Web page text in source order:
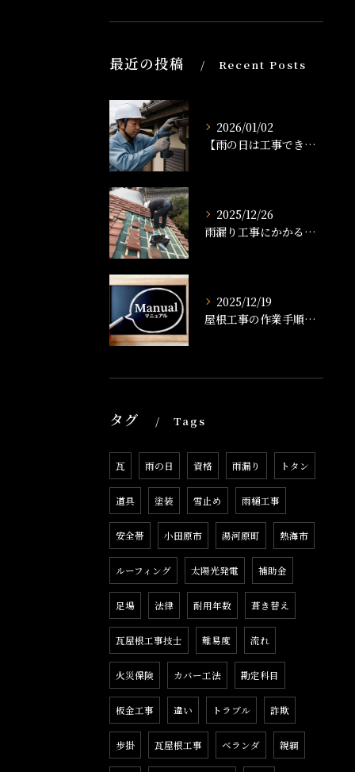
最近の投稿 Recent Posts
2026/01/02
【雨の日は工事できる？】雨樋工事のタイミングと注意点を解説！
2025/12/26
雨漏り工事にかかる時間は？修理の流れと工期の目安を解説
2025/12/19
屋根工事の作業手順書とは？工事の流れや準備、品質管理まで徹底解説
タグ Tags
瓦 雨の日 資格 雨漏り トタン
道具 塗装 雪止め 雨樋工事
安全帯 小田原市 湯河原町 熱海市
ルーフィング 太陽光発電 補助金
足場 法律 耐用年数 葺き替え
瓦屋根工事技士 難易度 流れ
火災保険 カバー工法 勘定科目
板金工事 違い トラブル 詐欺
歩掛 瓦屋根工事 ベランダ 親綱